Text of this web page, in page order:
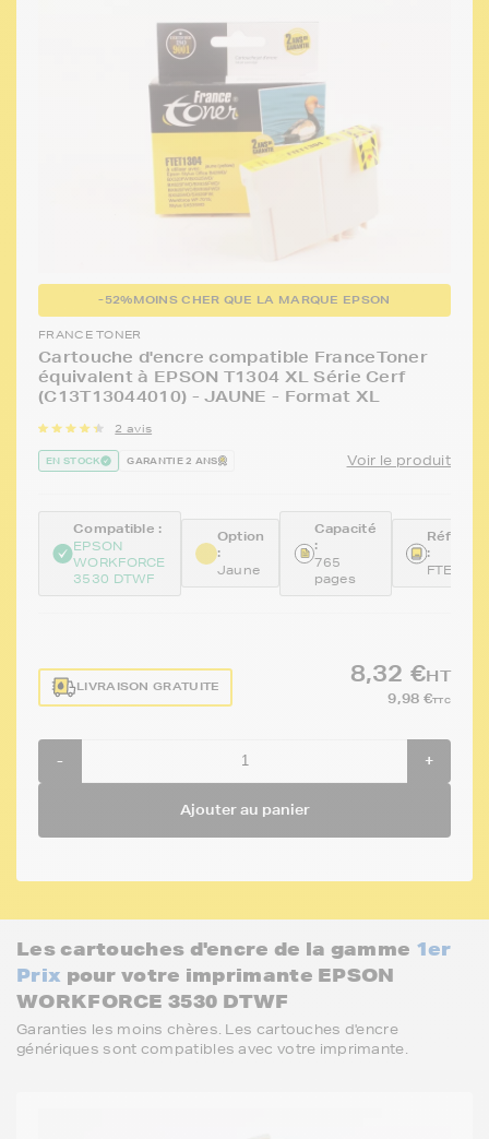
-52%MOINS CHER QUE LA MARQUE EPSON
FRANCE TONER
Cartouche d'encre compatible FranceToner
équivalent à EPSON T1304 XL Série Cerf
(C13T13044010) - JAUNE - Format XL
2 avis
EN STOCK GARANTIE 2 ANS Voir le produit
Compatible :
EPSON
WORKFORCE
3530 DTWF
Option
:
Jaune
Capacité
:
765
pages
:
LIVRAISON GRATUITE
8,32 €HT
9,98 €TTC
- +
Ajouter au panier
Les cartouches d'encre de la gamme 1er
Prix pour votre imprimante EPSON
WORKFORCE 3530 DTWF
Garanties les moins chères. Les cartouches d'encre
génériques sont compatibles avec votre imprimante.